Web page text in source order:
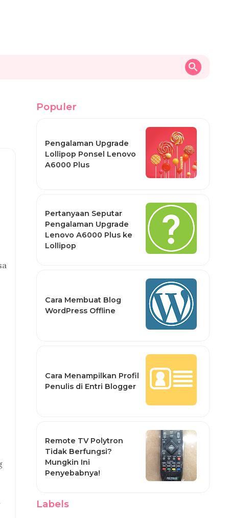
Populer
Pengalaman Upgrade
Lollipop Ponsel Lenovo
A6000 Plus
Pertanyaan Seputar
Pengalaman Upgrade
Lenovo A6000 Plus ke
Lollipop
Cara Membuat Blog
WordPress Offline
Cara Menampilkan Profil
Penulis di Entri Blogger
Remote TV Polytron
Tidak Berfungsi?
Mungkin Ini
Penyebabnya!
Labels